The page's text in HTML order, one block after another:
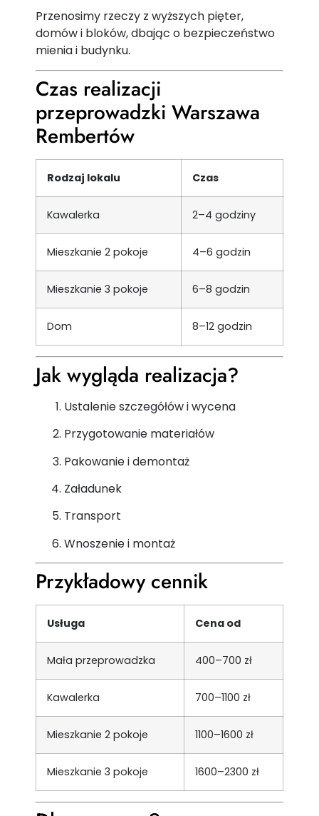
Przenosimy rzeczy z wyższych pięter,
domów i bloków, dbając o bezpieczeństwo
mienia i budynku.
Czas realizacji
przeprowadzki Warszawa
Rembertów
Rodzaj lokalu Czas
Kawalerka 2–4 godziny
Mieszkanie 2 pokoje 4–6 godzin
Mieszkanie 3 pokoje 6–8 godzin
Dom 8–12 godzin
Jak wygląda realizacja?
Ustalenie szczegółów i wycena
Przygotowanie materiałów
Pakowanie i demontaż
Załadunek
Transport
Wnoszenie i montaż
Przykładowy cennik
Usługa Cena od
Mała przeprowadzka 400–700 zł
Kawalerka 700–1100 zł
Mieszkanie 2 pokoje 1100–1600 zł
Mieszkanie 3 pokoje 1600–2300 zł